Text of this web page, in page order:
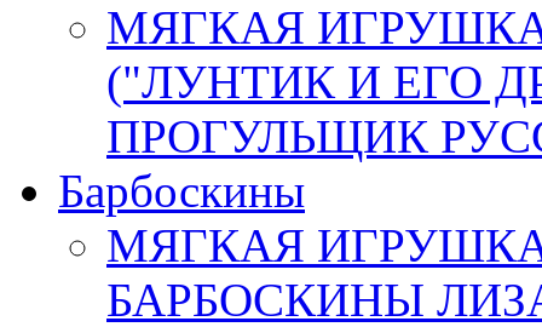
МЯГКАЯ
("ЛУНТИК И ЕГО
ПРОГУЛЬЩИК
Барбоскины
МЯГКАЯ
БАРБОСКИНЫ